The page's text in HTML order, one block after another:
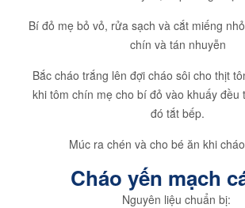
Bí đỏ mẹ bỏ vỏ, rửa sạch và cắt miếng
chín và tán nhuyễn
Bắc cháo trắng lên đợi cháo sôi cho thịt
khi tôm chín mẹ cho bí đỏ vào khuấy đều
đó tắt bếp.
Múc ra chén và cho bé ăn khi
Cháo yến mạch
Nguyên liệu chuẩn bị: